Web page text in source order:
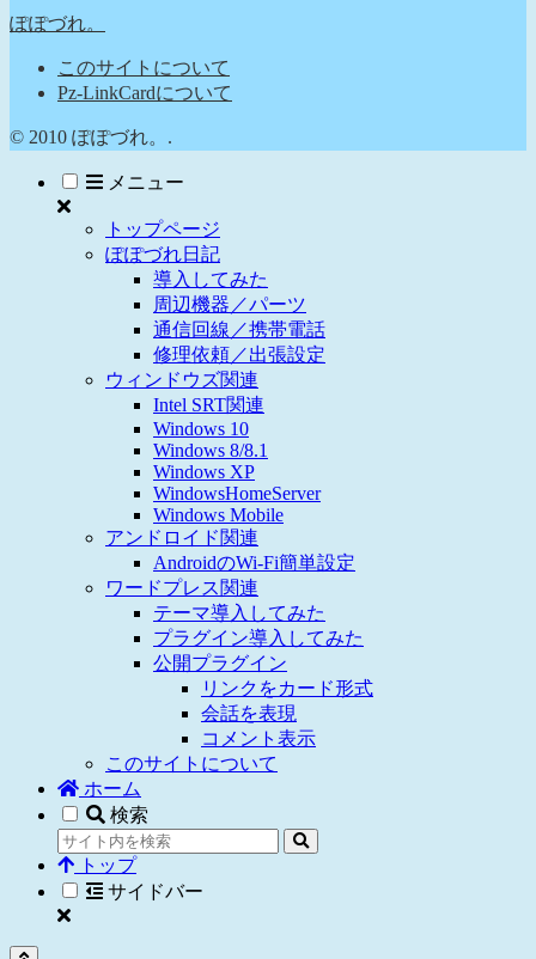
ぽぽづれ。
このサイトについて
Pz-LinkCardについて
© 2010 ぽぽづれ。.
メニュー
トップページ
ぽぽづれ日記
導入してみた
周辺機器／パーツ
通信回線／携帯電話
修理依頼／出張設定
ウィンドウズ関連
Intel SRT関連
Windows 10
Windows 8/8.1
Windows XP
WindowsHomeServer
Windows Mobile
アンドロイド関連
AndroidのWi-Fi簡単設定
ワードプレス関連
テーマ導入してみた
プラグイン導入してみた
公開プラグイン
リンクをカード形式
会話を表現
コメント表示
このサイトについて
ホーム
検索
トップ
サイドバー